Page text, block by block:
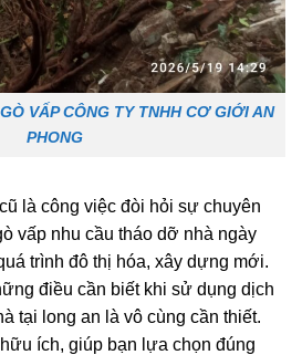
VẤP CÔNG TY TNHH CƠ GIỚI AN
PHONG
là công việc đòi hỏi sự chuyên
vấp nhu cầu tháo dỡ nhà ngày
trình đô thị hóa, xây dựng mới.
điều cần biết khi sử dụng dịch
tại long an là vô cùng cần thiết.
ích, giúp bạn lựa chọn đúng